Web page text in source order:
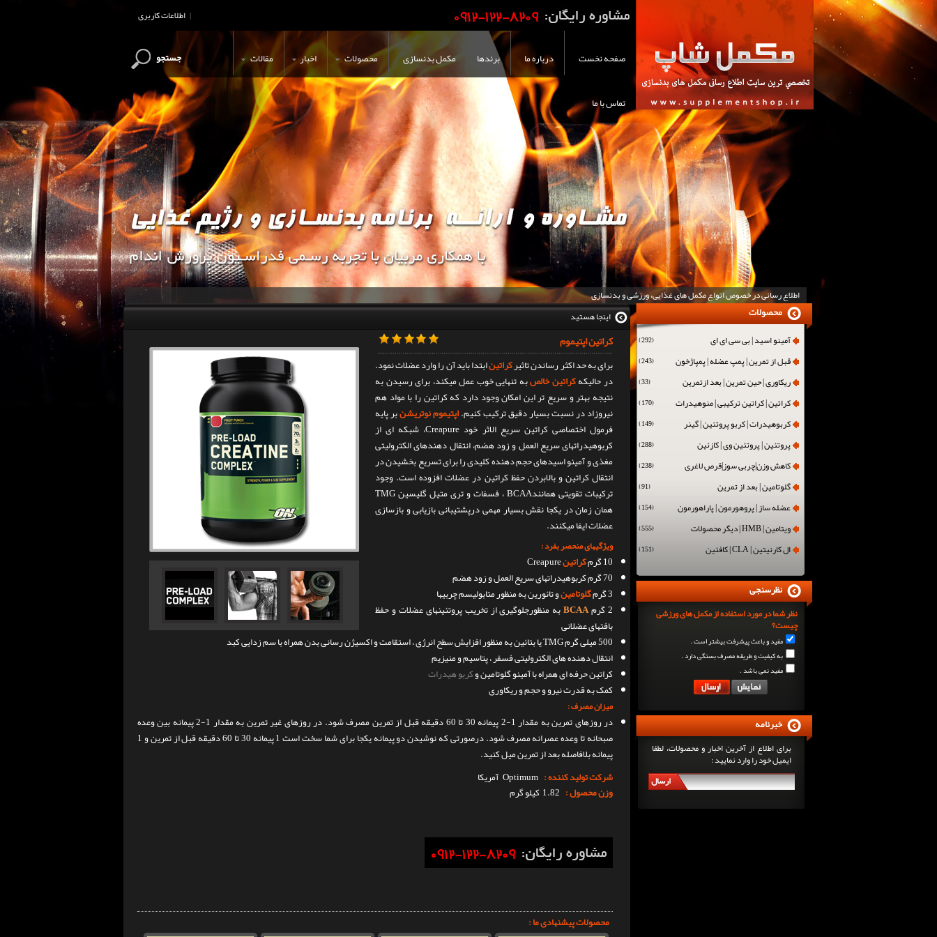
اطلاعات کاربری |
صفحه نخست درباره ما برندها مکمل بدنسازی محصولات اخبار مقالات
تماس با ما
جستجو
اطلاع رسانی در خصوص انواع مکمل های غذایی، ورزشی و بدنسازی
این وب سایت جهت اطلاع رسانی و
اینجا هستید
کراتین اپتیموم
برای به حد اکثر رساندن تاثیرکراتینابتدا باید آن را وارد عضلات نمود.
در حالیکهکراتین خالصبه تنهایی خوب عمل میکند، برای رسیدن به
نتیجه بهتر و سریع تر این امکان وجود دارد که کراتین را با مواد هم
نیروزاد در نسبت بسیار دقیق ترکیب کنیم.اپتیموم نوتریشنبر پایه
فرمول اختصاصی کراتین سریع الاثر خود Creapure، شبکه ای از
کربوهیدراتهای سریع العمل و زود هضم، انتقال دهندهای الکترولیتی
مغذی و آمینو اسیدهای حجم دهنده کلیدی را برای تسریع بخشیدن در
انتقال کراتین و بالابردن حفظ کراتین در عضلات افزوده است. وجود
ترکیبات تقویتی همانندBCAA ، فسفات و تری متیل گلیسین TMG
همان زمان در یکجا نقش بسیار مهمی درپشتیبانی بازیابی و بازسازی
عضلات ایفا میکنند.
ویژگیهای منحصر بفرد :
10 گرم کراتینCreapure
70 گرم کربوهیدراتهای سریع العمل و زود هضم
3 گرم
گلوتامینو تائورین به منظور متابولیسم چربیها
2 گرم
BCAAبه منظورجلوگیری از تخریب پروتئینهای عضلات و حفظ
بافتهای عضلانی
500 میلی گرم TMG یا بتائین به منظور افزایش سطح انرژی ، استقامت و اکسیژن رسانی بدن همراه با سم زدایی کبد
انتقال دهنده های الکترولیتی فسفر ، پتاسیم و منیزیم
کراتین حرفه ای همراه با آمینو گلوتامین وکربو هیدرات
کمک به قدرت نیرو و حجم و ریکاوری
میزان مصرف :
در روزهای تمرین به مقدار 1-2 پیمانه 30 تا 60 دقیقه قبل از تمرین مصرف شود. در روزهای غیر تمرین به مقدار 1-2 پیمانه بین وعده
صبحانه تا وعده عصرانه مصرف شود. درصورتی که نوشیدن دو پیمانه یکجا برای شما سخت است 1 پیمانه 30 تا 60 دقیقه قبل از تمرین و 1
پیمانه بلافاصله بعد از تمرین میل کنید.
شرکت تولید کننده : Optimum آمریکا
وزن محصول : 1.82 کیلو گرم
محصولات پیشنهادی ما :
آمینو اسید | بی سی ای ای (292)
قبل از تمرین | پمپ عضله | پمپاژخون (243)
ریکاوری | حین تمرین | بعد ازتمرین (33)
کراتین | کراتین ترکیبی | منوهیدرات (170)
کربوهیدرات | کربو پروتئین | گینر (149)
پروتئین | پروتئین وی | کازئین (288)
کاهش وزن|چربی سوز|قرص لاغری (238)
گلوتامین | بعد از تمرین (91)
عضله ساز | پروهورمون | پاراهورمون (154)
ویتامین | HMB | دیگر محصولات (555)
ال کارنیتین | CLA | کافئین (151)
محصولات
نظر شما در مورد استفاده از مکمل های ورزشی
چیست؟
مفید و باعث پیشرفت بیشتر است .
به کیفیت و طریقه مصرف بستگی دارد .
مفید نمی باشد .
نظرسنجی
برای اطلاع از آخرین اخبار و محصولات، لطفا
ایمیل خود را وارد نمایید :
ارسال
خبرنامه